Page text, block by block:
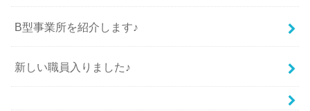
B型事業所を紹介します♪
新しい職員入りました♪